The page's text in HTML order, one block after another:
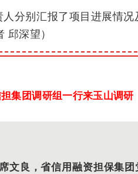
分别汇报了项目进展情
深望）
集团调研组一行来玉山调研
文良，省信用融资担保集